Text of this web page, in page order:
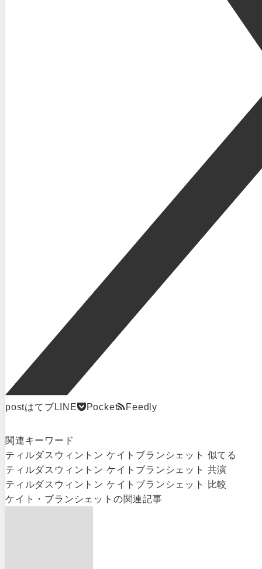
postはてブ LINE Pocket Feedly
関連キーワード
ティルダスウィントン ケイトブランシェット 似てる
ティルダスウィントン ケイトブランシェット 共演
ティルダスウィントン ケイトブランシェット 比較
ケイト・ブランシェット の関連記事